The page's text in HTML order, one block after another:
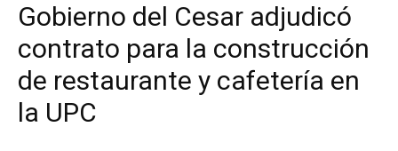
Gobierno del Cesar adjudicó
contrato para la construcción
de restaurante y cafetería en
la UPC